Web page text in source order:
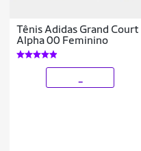
Tênis Adidas Grand Court
Alpha 00 Feminino